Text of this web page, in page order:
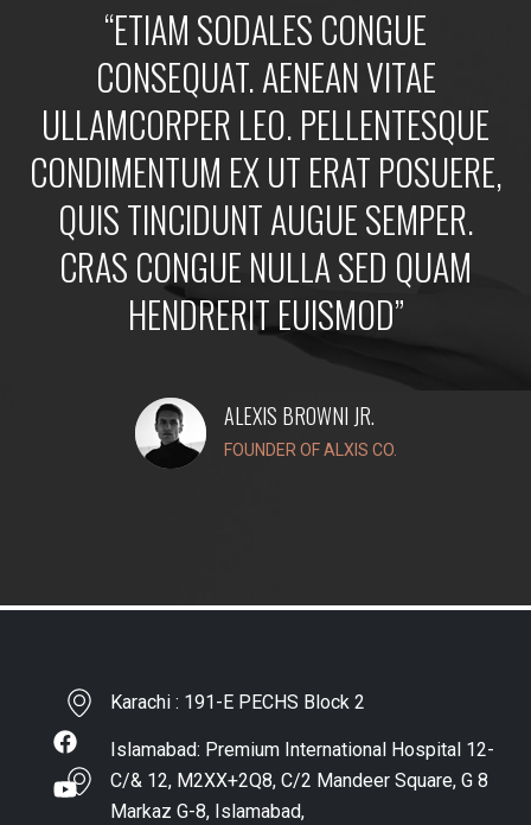
“ETIAM SODALES CONGUE
CONSEQUAT. AENEAN VITAE
ULLAMCORPER LEO. PELLENTESQUE
CONDIMENTUM EX UT ERAT POSUERE,
QUIS TINCIDUNT AUGUE SEMPER.
CRAS CONGUE NULLA SED QUAM
HENDRERIT EUISMOD”
ALEXIS BROWNI JR.
FOUNDER OF ALXIS CO.
Karachi : 191-E PECHS Block 2
Islamabad: Premium International Hospital 12-
C/& 12, M2XX+2Q8, C/2 Mandeer Square, G 8
Markaz G-8, Islamabad,